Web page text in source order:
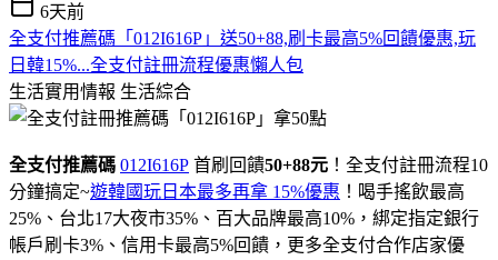
6天前
全支付推薦碼「012I616P」送50+88,刷卡最高5%回饋優惠,玩
日韓15%...全支付註冊流程優惠懶人包
生活實用情報 生活綜合
全支付推薦碼 012I616P 首刷回饋50+88元 ！全支付註冊流程10
分鐘搞定~遊韓國玩日本最多再拿 15%優惠 ！喝手搖飲最高
25%、台北17大夜市35%、百大品牌最高10%，綁定指定銀行
帳戶刷卡3%、信用卡最高5%回饋，更多全支付合作店家優